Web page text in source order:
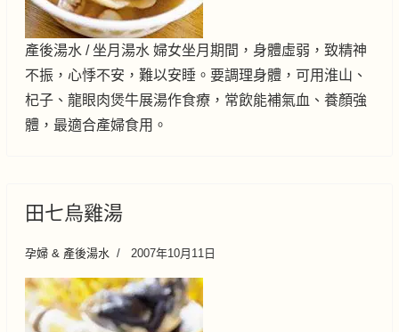
產後湯水 / 坐月湯水 婦女坐月期間，身體虛弱，致精神
不振，心悸不安，難以安睡。要調理身體，可用淮山、
杞子、龍眼肉煲牛展湯作食療，常飲能補氣血、養顏強
體，最適合產婦食用。
田七烏雞湯
孕婦 & 產後湯水 2007年10月11日